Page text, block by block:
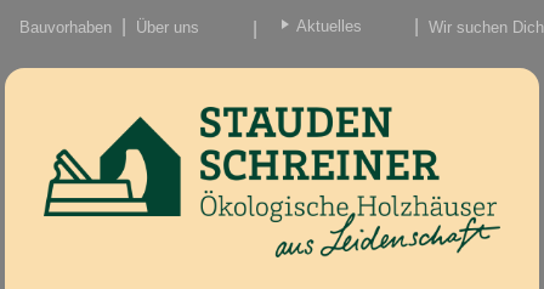
Bauvorhaben Über uns
Aktuelles
Nachrichten/Einzug
Wir suchen